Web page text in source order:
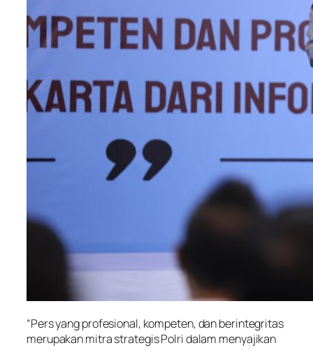
“Pers yang profesional, kompeten, dan berintegritas
merupakan mitra strategis Polri dalam menyajikan